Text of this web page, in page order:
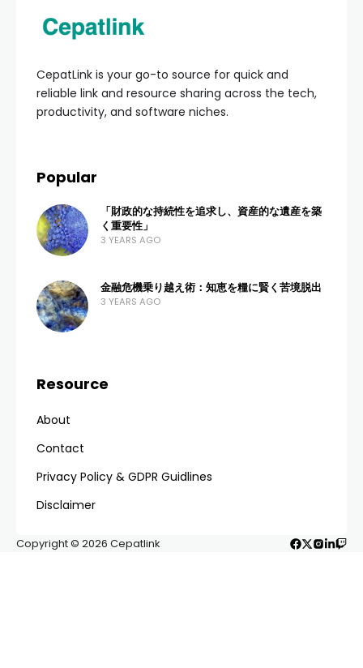
CepatLink is your go-to source for quick and
reliable link and resource sharing across the tech,
productivity, and software niches.
Popular
「財政的な持続性を追求し、資産的な遺産を築
く重要性」
3 YEARS AGO
金融危機乗り越え術：知恵を糧に賢く苦境脱出
3 YEARS AGO
Resource
About
Contact
Privacy Policy & GDPR Guidlines
Disclaimer
Copyright © 2026 Cepatlink